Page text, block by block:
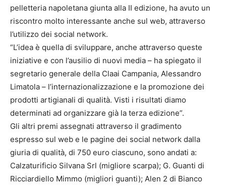
pelletteria napoletana giunta alla II edizione, ha avuto un
riscontro molto interessante anche sul web, attraverso
l’utilizzo dei social network.
“L’idea è quella di sviluppare, anche attraverso queste
iniziative e con l’ausilio di nuovi media – ha spiegato il
segretario generale della Claai Campania, Alessandro
Limatola – l’internazionalizzazione e la promozione dei
prodotti artigianali di qualità. Visti i risultati diamo
determinati ad organizzare già la terza edizione”.
Gli altri premi assegnati attraverso il gradimento
espresso sul web e le pagine dei social network dalla
giuria di qualità, di 750 euro ciascuno, sono andati a:
Calzaturificio Silvana Srl (migliore scarpa); G. Guanti di
Ricciardiello Mimmo (migliori guanti); Alen 2 di Bianco